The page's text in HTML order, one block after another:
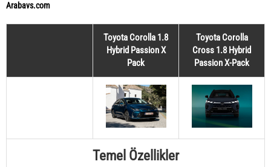
Arabavs.com
Toyota Corolla 1.8
Hybrid Passion X
Pack
Toyota Corolla
Cross 1.8 Hybrid
Passion X-Pack
Temel Özellikler